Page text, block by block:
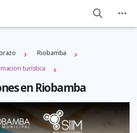
Riobamba
turística
en Riobamba